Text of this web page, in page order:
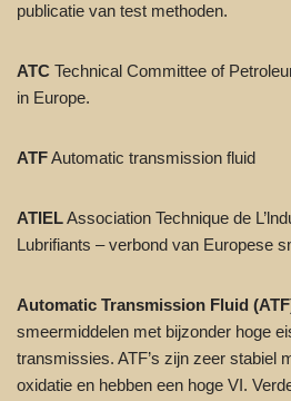
publicatie van test methoden.
ATC Technical Committee of
in Europe.
ATFAutomatic transmission fluid
ATIELAssociation Technique de
Lubrifiants – verbond van Europese
Automatic Transmission Fluid
smeermiddelen met bijzonder hoge
transmissies. ATF’s zijn zeer stabiel
oxidatie en hebben een hoge VI.